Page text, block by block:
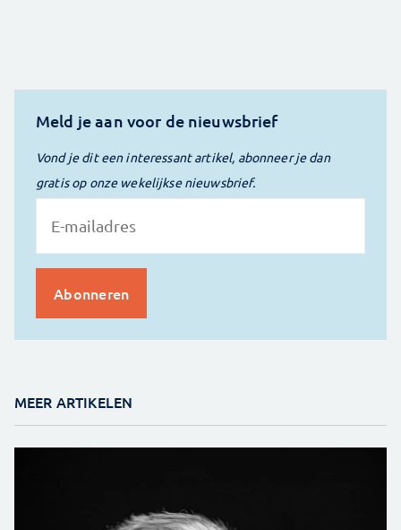
Meld je aan voor de nieuwsbrief
Vond je dit een interessant artikel, abonneer je dan
gratis op onze wekelijkse nieuwsbrief.
MEER ARTIKELEN